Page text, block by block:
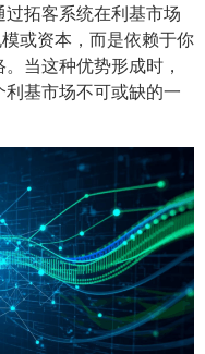
拓客系统在利基市场
或资本，而是依赖于你
当这种优势形成时，
基市场不可或缺的一